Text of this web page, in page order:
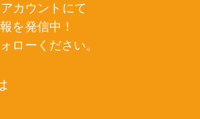
カウントにて
を発信中！
ローください。